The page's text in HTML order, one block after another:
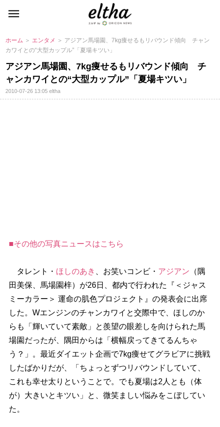
ホーム ＞ エンタメ ＞ アジアン馬場園、7kg痩せるもリバウンド傾向 チャン
カワイとの“大型カップル”「夏場キツい」
アジアン馬場園、7kg痩せるもリバウンド傾向 チ
ャンカワイとの“大型カップル”「夏場キツい」
2010-07-26 13:05eltha
■その他の写真ニュースはこちら
タレント・ ほしのあき 、お笑いコンビ・ アジアン （隅
田美保、馬場園梓）が26日、都内で行われた『＜ジャス
ミーカラー＞ 運命の肌色プロジェクト』の発表会に出席
した。Wエンジンのチャンカワイと交際中で、ほしのか
らも「輝いていて素敵」と羨望の眼差しを向けられた馬
場園だったが、隅田からは「横幅戻ってきてるんちゃ
う？」。最近ダイエット企画で7kg痩せてグラビアに挑戦
したばかりだが、「ちょっとずつリバウンドしていて、
これも幸せ太りということで。でも夏場は2人とも（体
が）大きいとキツい」と、微笑ましい悩みをこぼしてい
た。